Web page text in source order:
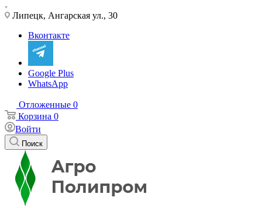
Липецк, Ангарская ул., 30
Вконтакте
Google Plus
WhatsApp
Отложенные 0
Корзина 0
Войти
Поиск